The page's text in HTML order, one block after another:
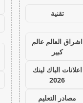
تقنية
اشراق العالم عالم
كبير
اعلانات الباك لينك
2026
مصادر التعليم